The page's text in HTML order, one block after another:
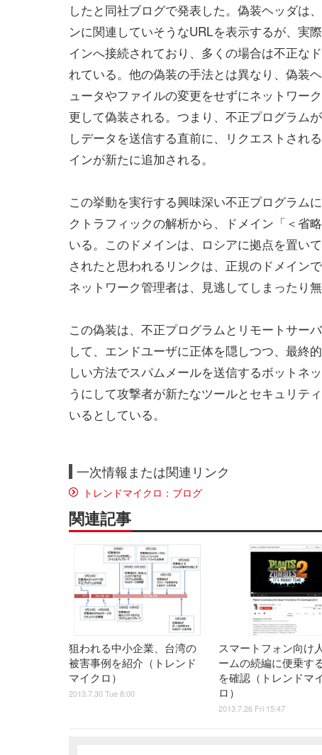
したと同社ブログで発表した。偽装ヘッダは
ンに関連していそうなURLを表示するが、実
インへ接続されており、多くの場合は不正な
れている。他の偽装の手法とは異なり、偽装
ュータやファイルの変更をせずにネットワー
更して偽装される。つまり、不正プログラム
しデータを送信する直前に、リクエストされ
インが新たに追加される。
この挙動を実行する興味深い不正プログラム
クトラフィックの解析から、ドメイン「＜省
いる。このドメインは、ロシアに拠点を置い
されたと思われるリンクは、正規のドメイン
ネットワーク管理者は、見逃してしまったり
この偽装は、不正プログラムとリモートサー
して、エンドユーザに正体を隠しつつ、最終
しい方法でスパムメールを送信するボットネ
うにして攻撃者が新たなツールとセキュリテ
いるとしている。
一次情報または関連リンク
トレンドマイクロ：ブログ
関連記事
狙われる中小企業、台湾の
被害事例を紹介（トレンド
マイクロ）
2013.7.30 Tue 8:00
スマートフォン向け
ームの続編に便乗す
を確認（トレンドマ
ロ）
2013.7.26 Fri 15:47